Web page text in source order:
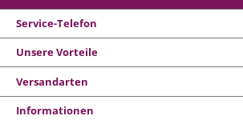
Service-Telefon
Unsere Vorteile
Versandarten
Informationen